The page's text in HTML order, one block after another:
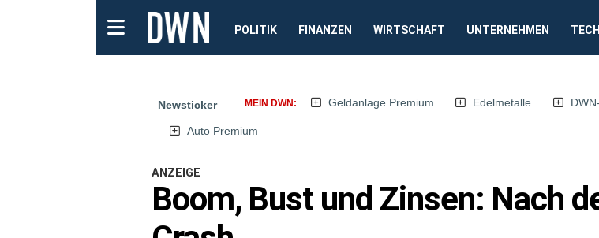
POLITIK FINANZEN WIRTSCHAFT UNTERNEHMEN
Newsticker MEIN DWN: Geldanlage Premium Edelmetalle
Auto Premium
ANZEIGE
Boom, Bust und Zinsen: Nach